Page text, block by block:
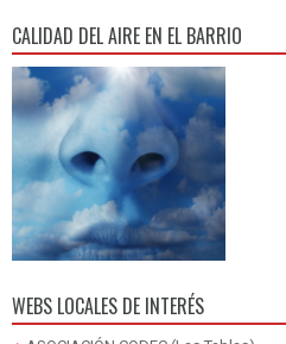
CALIDAD DEL AIRE EN EL BARRIO
WEBS LOCALES DE INTERÉS